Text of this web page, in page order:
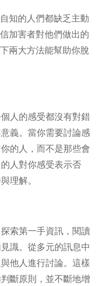
知的人們都缺乏主動
加害者對他們做出的
兩大方法能幫助你脫
人的感受都沒有對錯
義。當你需要討論感
的人，而不是那些會
人對你感受表示否
理解。
索第一手資訊，閱讀
識。從多元的訊息中
他人進行討論。這樣
斷原則，並不斷地增